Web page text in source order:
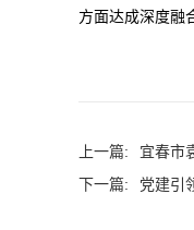
方面达成深度融
上一篇:
宜春市
下一篇:
党建引